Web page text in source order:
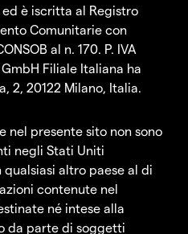
ed è iscritta al Registro
Comunitarie con
al n. 170. P. IVA
Filiale Italiana ha
2, 20122 Milano, Italia.
nel presente sito non sono
negli Stati Uniti
altro paese al di
contenute nel
né intese alla
da parte di soggetti